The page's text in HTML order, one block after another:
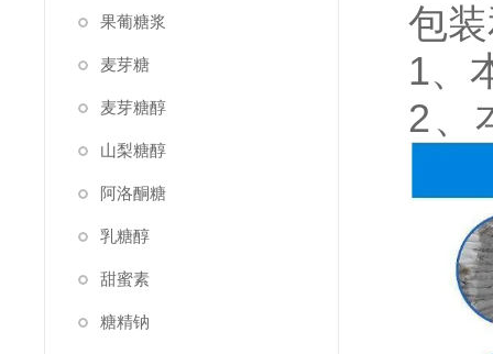
果葡糖浆
麦芽糖
麦芽糖醇
山梨糖醇
阿洛酮糖
乳糖醇
甜蜜素
糖精钠
包
1、
2、